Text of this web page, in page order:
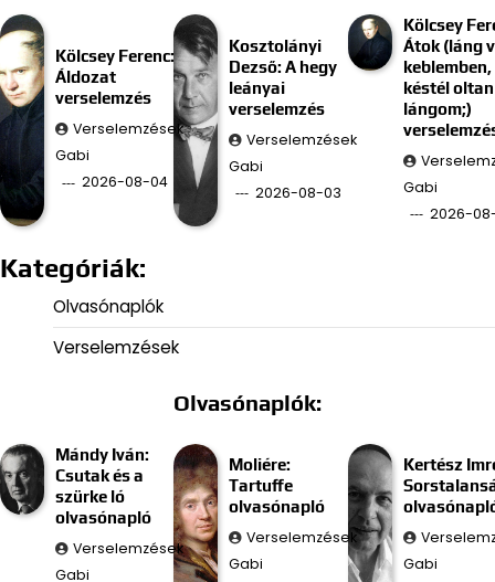
Kölcsey Ferenc:
Áldozat
verselemzés
Verselemzések
Gabi
2026-08-04
Kosztolányi
Dezső: A hegy
leányai
verselemzés
Verselemzések
Gabi
2026-08-03
Kölcsey
Átok (láng
keblemben,
késtél
lángom;)
Gabi
2026-
Kategóriák:
Olvasónaplók
Verselemzések
Olvasónaplók:
Mándy Iván:
Csutak és a
szürke ló
olvasónapló
Verselemzések
Gabi
Moliére:
Tartuffe
olvasónapló
Verselemzések
Gabi
Kertész
Gabi